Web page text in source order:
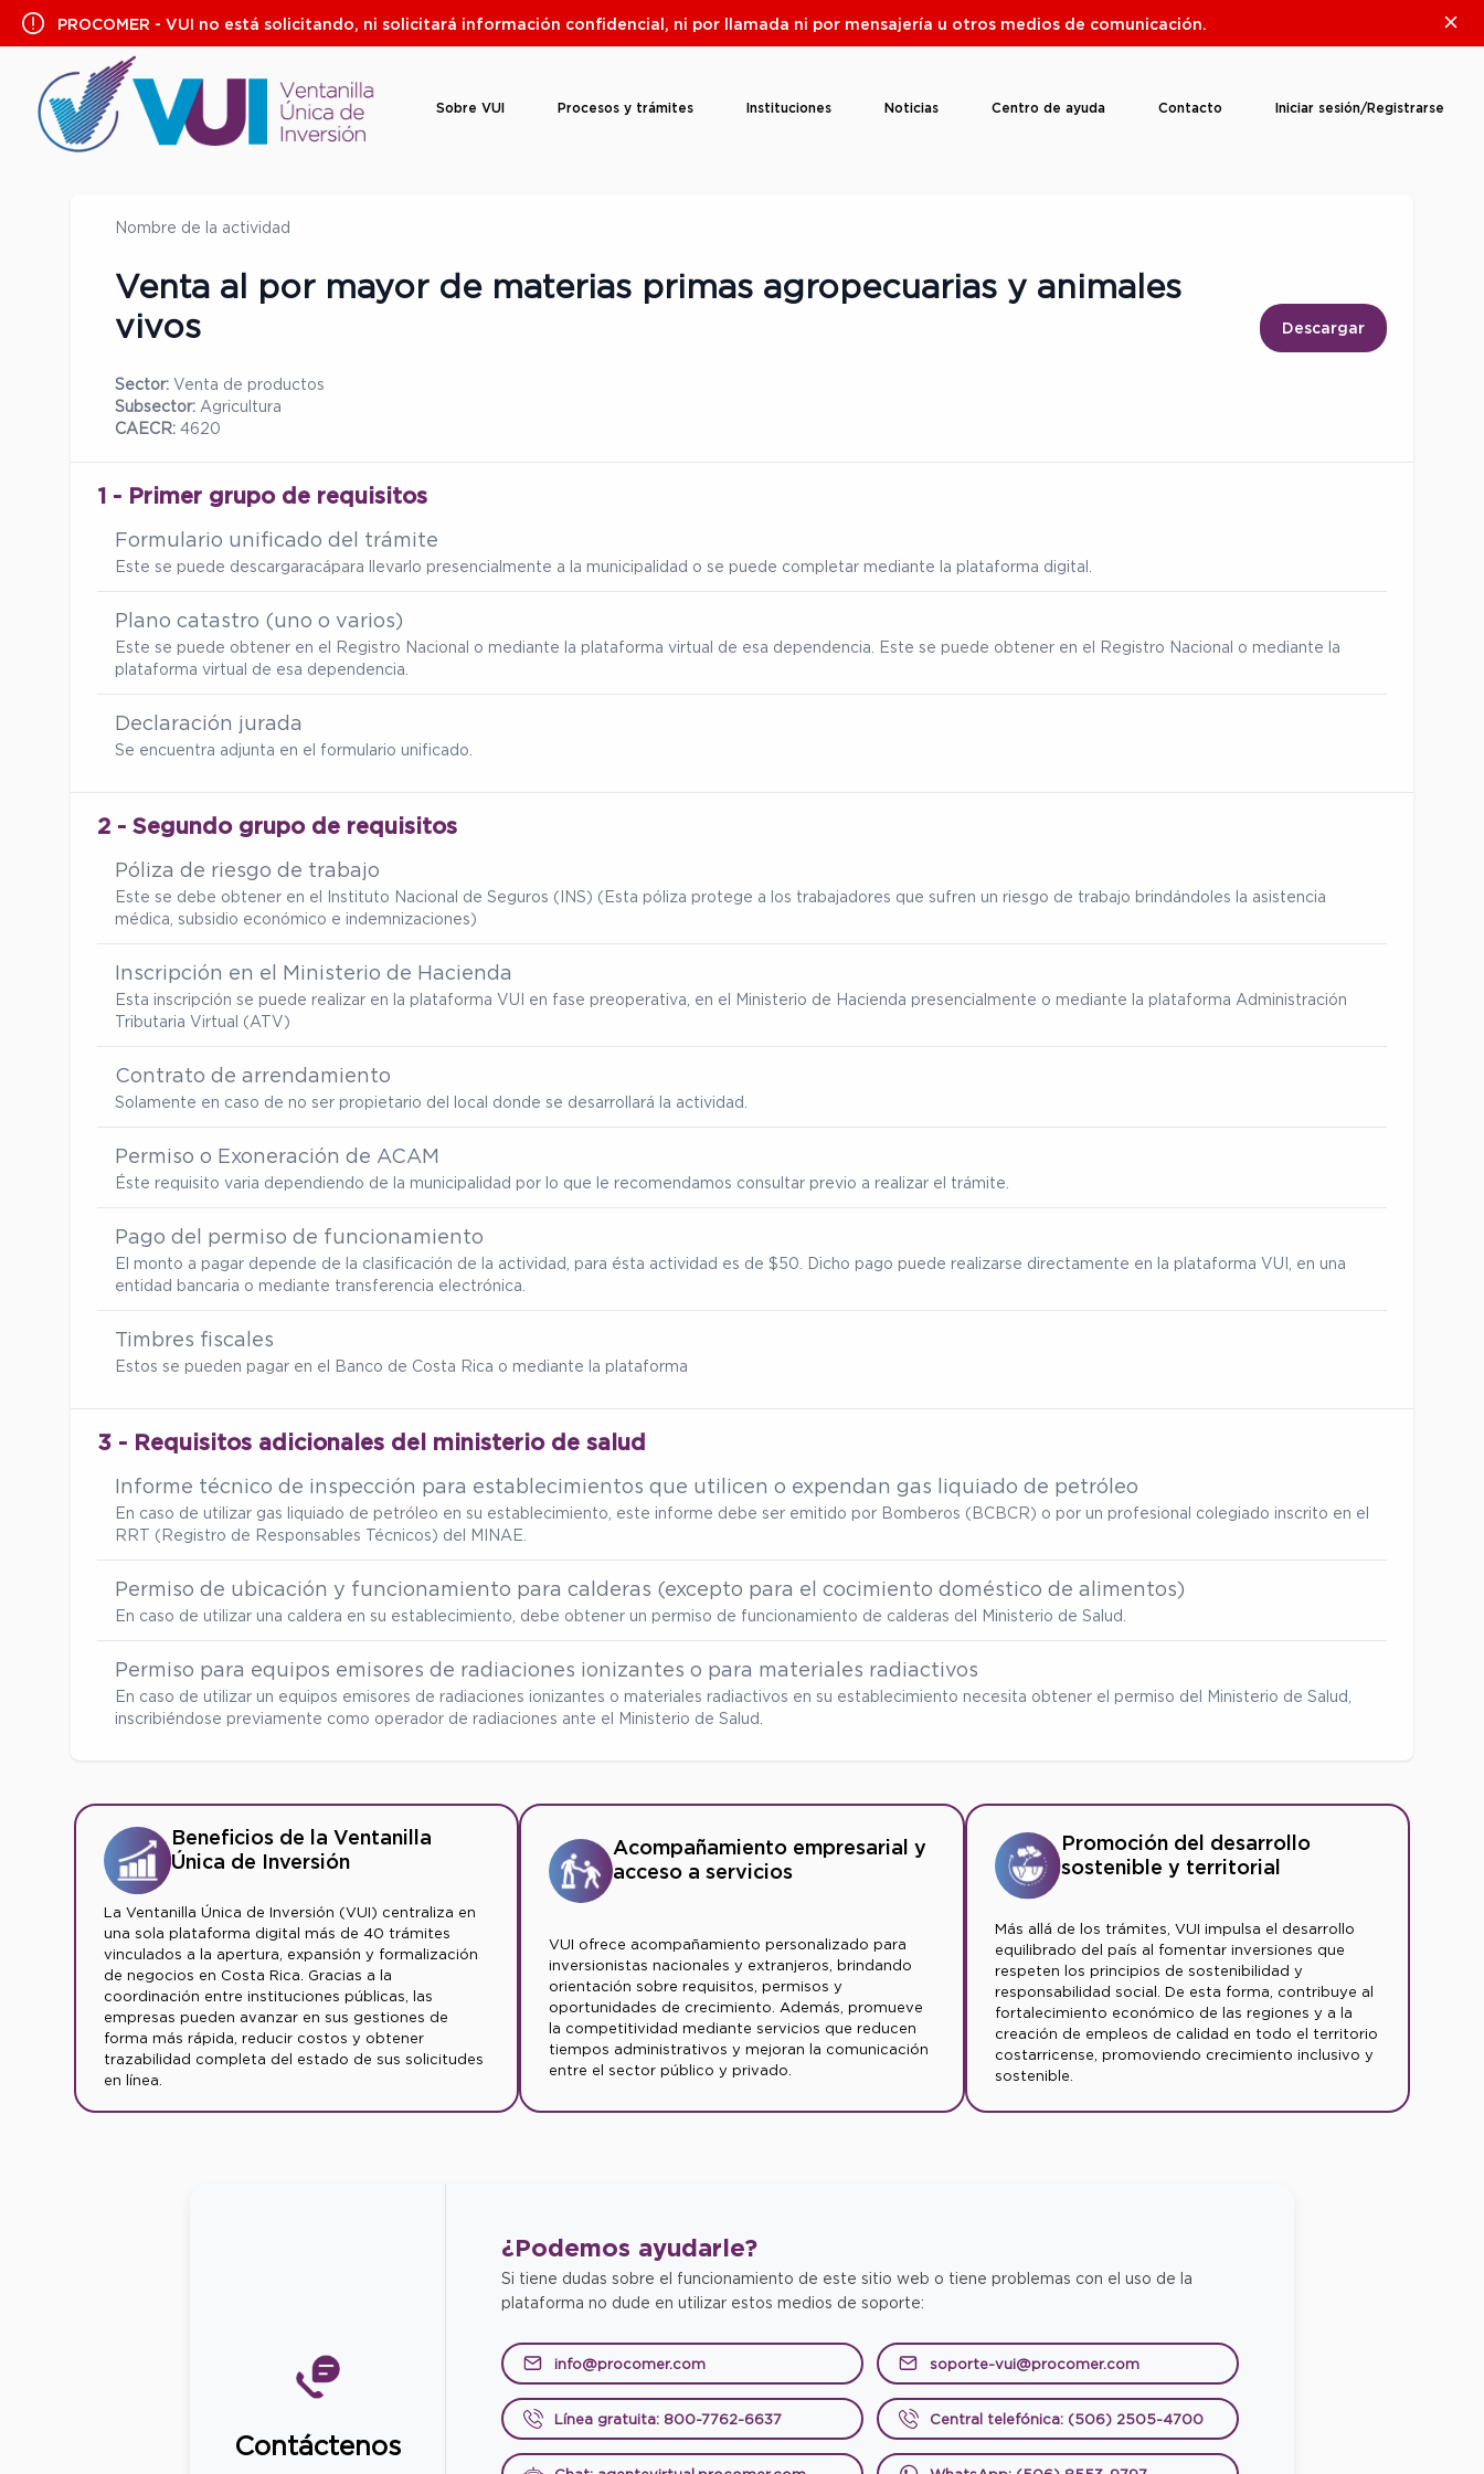
Saltar
PROCOMER - VUI no está solicitando, ni solicitará información confidencial, ni por llamada ni por mensajería u otros medios de comunicación.
Sobre VUI Procesos y trámites Instituciones Noticias Centro de ayuda Contacto Iniciar sesión/Registrarse
Nombre de la actividad
Venta al por mayor de materias primas agropecuarias y animales
vivos
Sector: Venta de productos
Subsector: Agricultura
CAECR: 4620
Descargar
1 - Primer grupo de requisitos
Formulario unificado del trámite
Este se puede descargaracápara llevarlo presencialmente a la municipalidad o se puede completar mediante la plataforma digital.
Plano catastro (uno o varios)
Este se puede obtener en el Registro Nacional o mediante la plataforma virtual de esa dependencia. Este se puede obtener en el Registro Nacional o mediante la
plataforma virtual de esa dependencia.
Declaración jurada
Se encuentra adjunta en el formulario unificado.
2 - Segundo grupo de requisitos
Póliza de riesgo de trabajo
Este se debe obtener en el Instituto Nacional de Seguros (INS) (Esta póliza protege a los trabajadores que sufren un riesgo de trabajo brindándoles la asistencia
médica, subsidio económico e indemnizaciones)
Inscripción en el Ministerio de Hacienda
Esta inscripción se puede realizar en la plataforma VUI en fase preoperativa, en el Ministerio de Hacienda presencialmente o mediante la plataforma Administración
Tributaria Virtual (ATV)
Contrato de arrendamiento
Solamente en caso de no ser propietario del local donde se desarrollará la actividad.
Permiso o Exoneración de ACAM
Éste requisito varia dependiendo de la municipalidad por lo que le recomendamos consultar previo a realizar el trámite.
Pago del permiso de funcionamiento
El monto a pagar depende de la clasificación de la actividad, para ésta actividad es de $50. Dicho pago puede realizarse directamente en la plataforma VUI, en una
entidad bancaria o mediante transferencia electrónica.
Timbres fiscales
Estos se pueden pagar en el Banco de Costa Rica o mediante la plataforma
3 - Requisitos adicionales del ministerio de salud
Informe técnico de inspección para establecimientos que utilicen o expendan gas liquiado de petróleo
En caso de utilizar gas liquiado de petróleo en su establecimiento, este informe debe ser emitido por Bomberos (BCBCR) o por un profesional colegiado inscrito en el
RRT (Registro de Responsables Técnicos) del MINAE.
Permiso de ubicación y funcionamiento para calderas (excepto para el cocimiento doméstico de alimentos)
En caso de utilizar una caldera en su establecimiento, debe obtener un permiso de funcionamiento de calderas del Ministerio de Salud.
Permiso para equipos emisores de radiaciones ionizantes o para materiales radiactivos
En caso de utilizar un equipos emisores de radiaciones ionizantes o materiales radiactivos en su establecimiento necesita obtener el permiso del Ministerio de Salud,
inscribiéndose previamente como operador de radiaciones ante el Ministerio de Salud.
Beneficios de la Ventanilla
Única de Inversión
La Ventanilla Única de Inversión (VUI) centraliza en
una sola plataforma digital más de 40 trámites
vinculados a la apertura, expansión y formalización
de negocios en Costa Rica. Gracias a la
coordinación entre instituciones públicas, las
empresas pueden avanzar en sus gestiones de
forma más rápida, reducir costos y obtener
trazabilidad completa del estado de sus solicitudes
en línea.
Acompañamiento empresarial y
acceso a servicios
VUI ofrece acompañamiento personalizado para
inversionistas nacionales y extranjeros, brindando
orientación sobre requisitos, permisos y
oportunidades de crecimiento. Además, promueve
la competitividad mediante servicios que reducen
tiempos administrativos y mejoran la comunicación
entre el sector público y privado.
Promoción del desarrollo
sostenible y territorial
Más allá de los trámites, VUI impulsa el desarrollo
equilibrado del país al fomentar inversiones que
respeten los principios de sostenibilidad y
responsabilidad social. De esta forma, contribuye al
fortalecimiento económico de las regiones y a la
creación de empleos de calidad en todo el territorio
costarricense, promoviendo crecimiento inclusivo y
sostenible.
Contáctenos
¿Podemos ayudarle?
Si tiene dudas sobre el funcionamiento de este sitio web o tiene problemas con el uso de la
plataforma no dude en utilizar estos medios de soporte:
info@procomer.com soporte-vui@procomer.com
Línea gratuita: 800-7762-6637 Central telefónica: (506) 2505-4700